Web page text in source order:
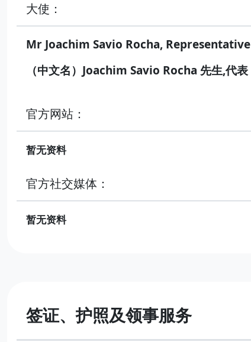
大使：
Mr Joachim Savio Rocha, Representative
（中文名）Joachim Savio Rocha 先生,代表
官方网站：
暂无资料
官方社交媒体：
暂无资料
签证、护照及领事服务